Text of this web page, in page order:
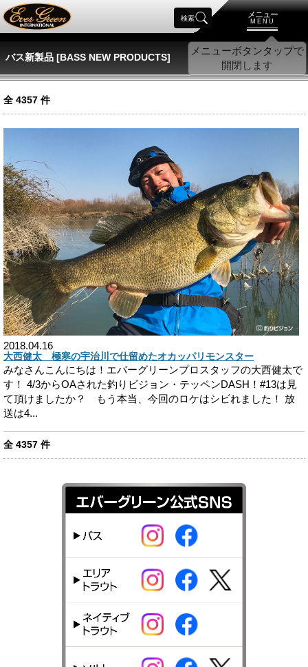
メニュー
MENU
検索
バス新製品 [BASS NEW PRODUCTS]
全 4357 件
2018.04.16
大西健太 極寒の宇治川で仕留めたオカッパリモンスター
みなさんこんにちは！エバーグリーンプロスタッフの大西健太で
す！ 4/3からOAされた釣りビジョン・テッペンDASH！#13は見
て頂けましたか？ もう本当、今回のロケはシビれました！ 放
送は4...
全 4357 件